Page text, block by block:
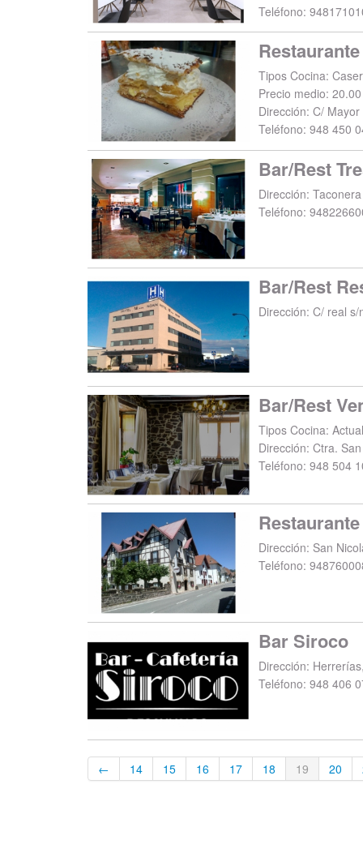
Teléfono:
Precio medio:
Dirección: C/ Mayor
Teléfono: 948 450
Dirección:
Teléfono:
Dirección: C/ real s/
Bar/Rest
Tipos Cocina:
Dirección: Ctra.
Teléfono: 948 504
Dirección: San
Teléfono:
Bar Siroco
Dirección:
Teléfono: 948 406
← 14 15 16 17 18 19 20